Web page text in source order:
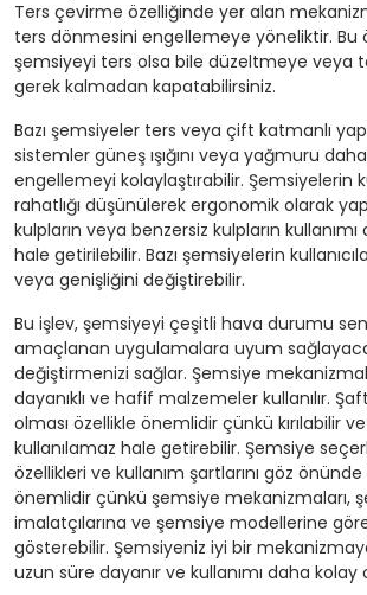
Ters çevirme özelliğinde yer alan
ters dönmesini engellemeye yöneliktir. Bu
şemsiyeyi ters olsa bile düzeltmeye veya
gerek kalmadan kapatabilirsiniz.
Bazı şemsiyeler ters veya çift katmanlı
sistemler güneş ışığını veya yağmuru
engellemeyi kolaylaştırabilir. Şemsiyelerin
rahatlığı düşünülerek ergonomik olarak
kulpların veya benzersiz kulpların
hale getirilebilir. Bazı şemsiyelerin
veya genişliğini değiştirebilir.
Bu işlev, şemsiyeyi çeşitli hava durumu
amaçlanan uygulamalara uyum
değiştirmenizi sağlar. Şemsiye
dayanıklı ve hafif malzemeler kullanılır.
olması özellikle önemlidir çünkü kırılabilir
kullanılamaz hale getirebilir. Şemsiye
özellikleri ve kullanım şartlarını göz
önemlidir çünkü şemsiye mekanizmaları,
imalatçılarına ve şemsiye modellerine
gösterebilir. Şemsiyeniz iyi bir
uzun süre dayanır ve kullanımı daha kolay